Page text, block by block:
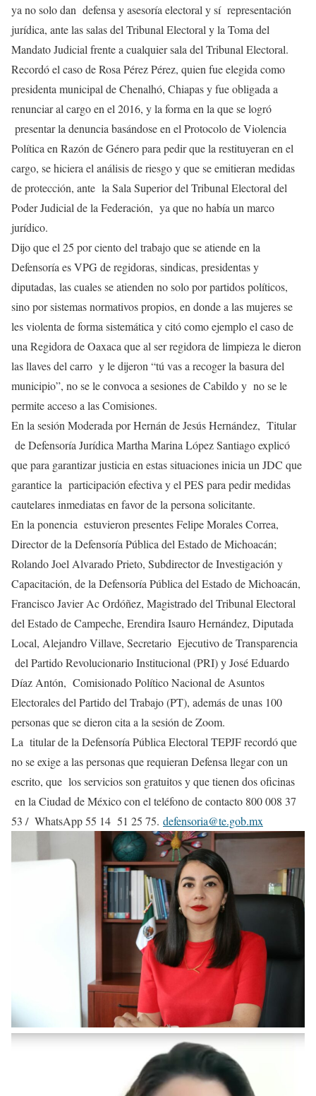
ya no solo dan defensa y asesoría electoral y sí representación
jurídica, ante las salas del Tribunal Electoral y la Toma del
Mandato Judicial frente a cualquier sala del Tribunal Electoral.
Recordó el caso de Rosa Pérez Pérez, quien fue elegida como
presidenta municipal de Chenalhó, Chiapas y fue obligada a
renunciar al cargo en el 2016, y la forma en la que se logró
presentar la denuncia basándose en el Protocolo de Violencia
Política en Razón de Género para pedir que la restituyeran en el
cargo, se hiciera el análisis de riesgo y que se emitieran medidas
de protección, ante la Sala Superior del Tribunal Electoral del
Poder Judicial de la Federación, ya que no había un marco
jurídico.
Dijo que el 25 por ciento del trabajo que se atiende en la
Defensoría es VPG de regidoras, sindicas, presidentas y
diputadas, las cuales se atienden no solo por partidos políticos,
sino por sistemas normativos propios, en donde a las mujeres se
les violenta de forma sistemática y citó como ejemplo el caso de
una Regidora de Oaxaca que al ser regidora de limpieza le dieron
las llaves del carro y le dijeron “tú vas a recoger la basura del
municipio”, no se le convoca a sesiones de Cabildo y no se le
permite acceso a las Comisiones.
En la sesión Moderada por Hernán de Jesús Hernández, Titular
de Defensoría Jurídica Martha Marina López Santiago explicó
que para garantizar justicia en estas situaciones inicia un JDC que
garantice la participación efectiva y el PES para pedir medidas
cautelares inmediatas en favor de la persona solicitante.
En la ponencia estuvieron presentes Felipe Morales Correa,
Director de la Defensoría Pública del Estado de Michoacán;
Rolando Joel Alvarado Prieto, Subdirector de Investigación y
Capacitación, de la Defensoría Pública del Estado de Michoacán,
Francisco Javier Ac Ordóñez, Magistrado del Tribunal Electoral
del Estado de Campeche, Erendira Isauro Hernández, Diputada
Local, Alejandro Villave, Secretario Ejecutivo de Transparencia
del Partido Revolucionario Institucional (PRI) y José Eduardo
Díaz Antón, Comisionado Político Nacional de Asuntos
Electorales del Partido del Trabajo (PT), además de unas 100
personas que se dieron cita a la sesión de Zoom.
La titular de la Defensoría Pública Electoral TEPJF recordó que
no se exige a las personas que requieran Defensa llegar con un
escrito, que los servicios son gratuitos y que tienen dos oficinas
en la Ciudad de México con el teléfono de contacto 800 008 37
53 / WhatsApp 55 14 51 25 75. defensoria@te.gob.mx